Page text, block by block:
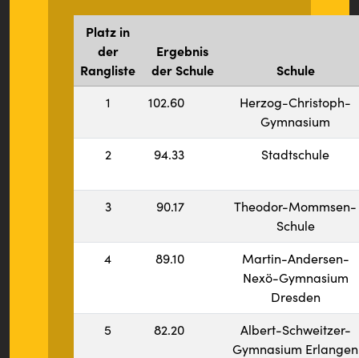
Platz in
der
Rangliste
Ergebnis
der Schule
Schule
1 102.60
Herzog-Christoph-
Gymnasium
2
94.33 Stadtschule
3 90.17
Theodor-Mommsen-
Schule
4
89.10
Martin-Andersen-
Nexö-Gymnasium
Dresden
5
82.20
Albert-Schweitzer-
Gymnasium Erlangen